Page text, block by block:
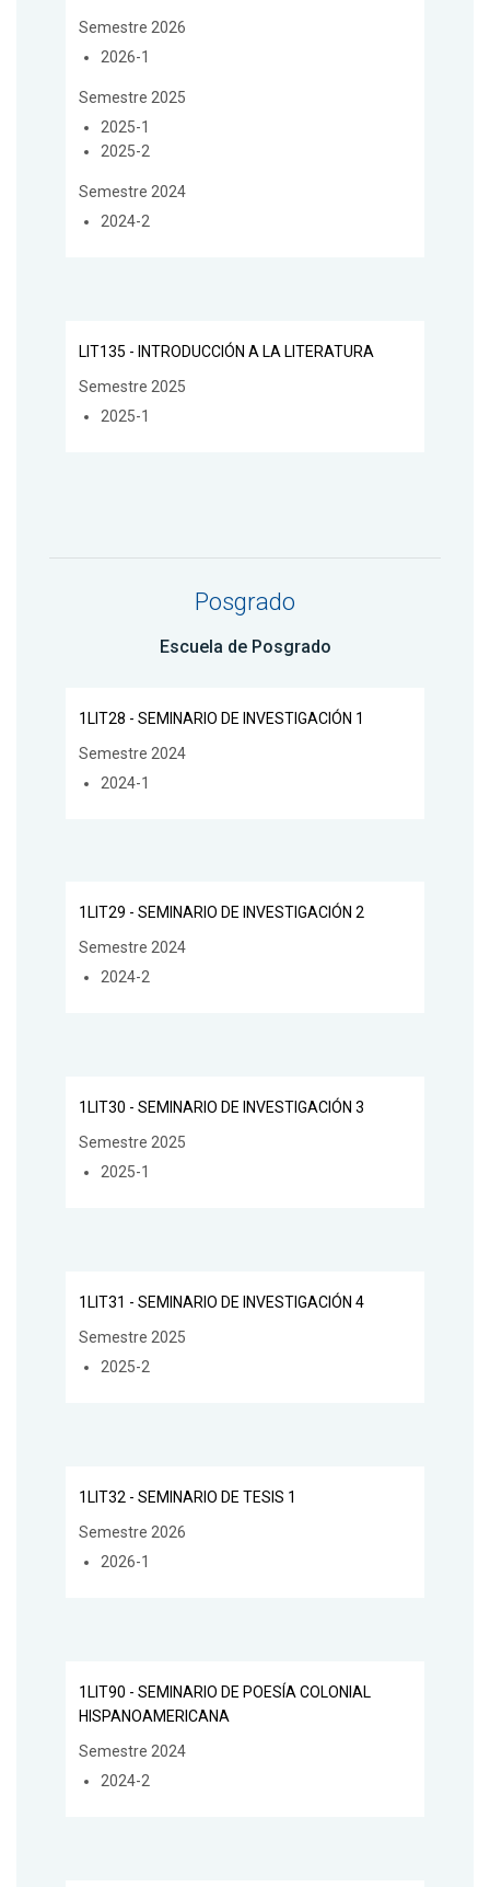
Semestre 2026
2026-1
Semestre 2025
2025-1
2025-2
Semestre 2024
2024-2
LIT135 - INTRODUCCIÓN A LA LITERATURA
Semestre 2025
2025-1
Posgrado
Escuela de Posgrado
1LIT28 - SEMINARIO DE INVESTIGACIÓN 1
Semestre 2024
2024-1
1LIT29 - SEMINARIO DE INVESTIGACIÓN 2
Semestre 2024
2024-2
1LIT30 - SEMINARIO DE INVESTIGACIÓN 3
Semestre 2025
2025-1
1LIT31 - SEMINARIO DE INVESTIGACIÓN 4
Semestre 2025
2025-2
1LIT32 - SEMINARIO DE TESIS 1
Semestre 2026
2026-1
1LIT90 - SEMINARIO DE POESÍA COLONIAL
HISPANOAMERICANA
Semestre 2024
2024-2